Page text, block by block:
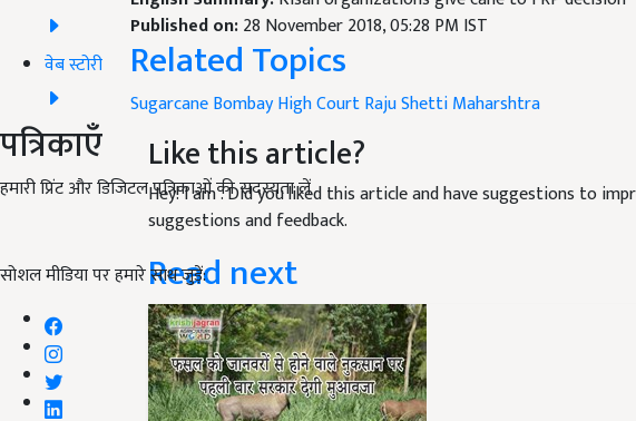
वेब स्टोरी
पत्रिकाएँ
हमारी प्रिंट और डिजिटल पत्रिकाओं की सदस्यता लें
सोशल मीडिया पर हमारे साथ जुड़ें:
Published on:28 November 2018, 05:28 PM IST
Related Topics
SugarcaneBombay High CourtRaju ShettiMaharshtra
Like this article?
Hey! I am. Did you liked this article and have suggestions to
suggestions and feedback.
Read next